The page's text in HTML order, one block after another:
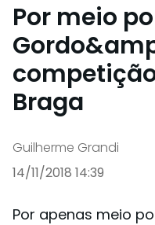
Por meio
Braga
Guilherme Grandi
14/11/2018 14:39
Por apenas meio